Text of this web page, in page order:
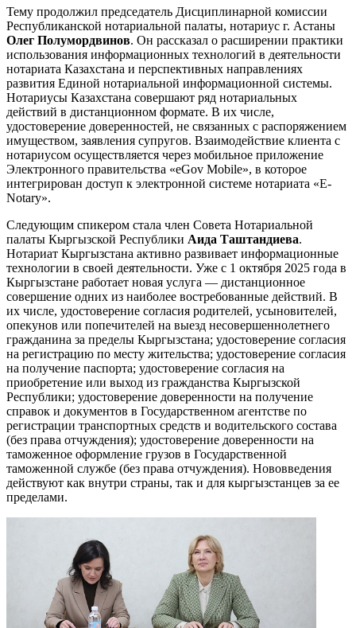
Тему продолжил председатель Дисциплинарной комиссии
Республиканской нотариальной палаты, нотариус г. Астаны
Олег Полумордвинов. Он рассказал о расширении практики
использования информационных технологий в деятельности
нотариата Казахстана и перспективных направлениях
развития Единой нотариальной информационной системы.
Нотариусы Казахстана совершают ряд нотариальных
действий в дистанционном формате. В их числе,
удостоверение доверенностей, не связанных с распоряжением
имуществом, заявления супругов. Взаимодействие клиента с
нотариусом осуществляется через мобильное приложение
Электронного правительства «eGov Mobile», в которое
интегрирован доступ к электронной системе нотариата «E-
Notary».
Следующим спикером стала член Совета Нотариальной
палаты Кыргызской Республики Аида Таштандиева.
Нотариат Кыргызстана активно развивает информационные
технологии в своей деятельности. Уже с 1 октября 2025 года в
Кыргызстане работает новая услуга — дистанционное
совершение одних из наиболее востребованные действий. В
их числе, удостоверение согласия родителей, усыновителей,
опекунов или попечителей на выезд несовершеннолетнего
гражданина за пределы Кыргызстана; удостоверение согласия
на регистрацию по месту жительства; удостоверение согласия
на получение паспорта; удостоверение согласия на
приобретение или выход из гражданства Кыргызской
Республики; удостоверение доверенности на получение
справок и документов в Государственном агентстве по
регистрации транспортных средств и водительского состава
(без права отчуждения); удостоверение доверенности на
таможенное оформление грузов в Государственной
таможенной службе (без права отчуждения). Нововведения
действуют как внутри страны, так и для кыргызстанцев за ее
пределами.